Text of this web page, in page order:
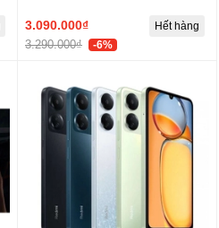
3.090.000₫
3.290.000₫ -6%
Hết hàng